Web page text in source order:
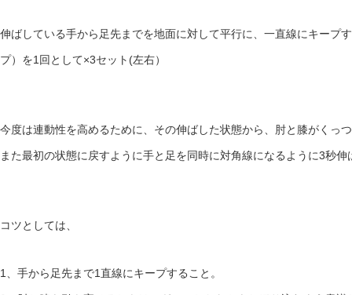
伸ばしている手から足先までを地面に対して平行に、一直線にキープ
プ）を1回として×3セット(左右）
今度は連動性を高めるために、その伸ばした状態から、肘と膝がくっ
また最初の状態に戻すように手と足を同時に対角線になるように3秒
コツとしては、
1、手から足先まで1直線にキープすること。